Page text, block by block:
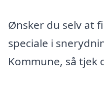
Ønsker du selv at
speciale i
Kommune, så tjek